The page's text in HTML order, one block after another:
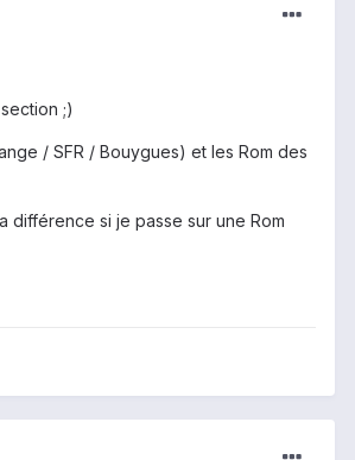
;)
/ SFR / Bouygues) et les Rom des
différence si je passe sur une Rom